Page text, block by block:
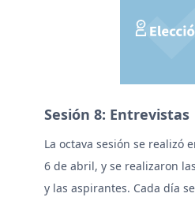
Sesión 8: Entrevistas
La octava sesión se realizó
6 de abril, y se realizaron
y las aspirantes. Cada día